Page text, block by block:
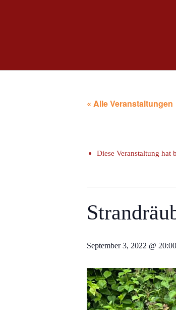
« Alle Veranstaltungen
Diese Veranstaltung hat
September 3, 2022 @ 20:00